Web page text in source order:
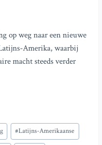
op weg naar een nieuwe
Amerika, waarbij
macht steeds verder
#Latijns-Amerikaanse